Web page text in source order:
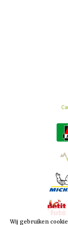
Wij gebruiken